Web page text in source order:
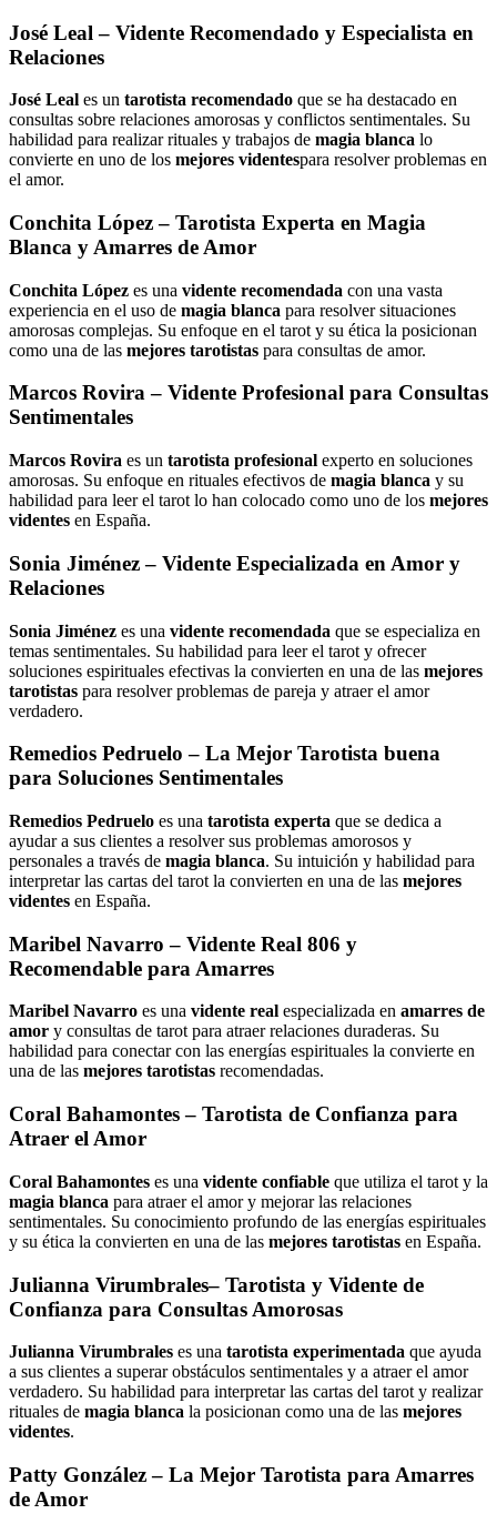
José Leal – Vidente Recomendado y Especialista en
Relaciones
José Leal es un tarotista recomendado que se ha destacado en
consultas sobre relaciones amorosas y conflictos sentimentales. Su
habilidad para realizar rituales y trabajos de magia blanca lo
convierte en uno de los mejores videntespara resolver problemas en
el amor.
Conchita López– Tarotista Experta en Magia
Blanca y Amarres de Amor
Conchita López es una vidente recomendada con una vasta
experiencia en el uso de magia blanca para resolver situaciones
amorosas complejas. Su enfoque en el tarot y su ética la posicionan
como una de las mejores tarotistas para consultas de amor.
Marcos Rovira– Vidente Profesional para Consultas
Sentimentales
Marcos Rovira es un tarotista profesional experto en soluciones
amorosas. Su enfoque en rituales efectivos de magia blanca y su
habilidad para leer el tarot lo han colocado como uno de los mejores
videntes en España.
Sonia Jiménez– Vidente Especializada en Amor y
Relaciones
Sonia Jiménez es una vidente recomendada que se especializa en
temas sentimentales. Su habilidad para leer el tarot y ofrecer
soluciones espirituales efectivas la convierten en una de las mejores
tarotistas para resolver problemas de pareja y atraer el amor
verdadero.
Remedios Pedruelo – La Mejor Tarotista buena
para Soluciones Sentimentales
Remedios Pedruelo es una tarotista experta que se dedica a
ayudar a sus clientes a resolver sus problemas amorosos y
personales a través de magia blanca. Su intuición y habilidad para
interpretar las cartas del tarot la convierten en una de las mejores
videntes en España.
Maribel Navarro – Vidente Real 806 y
Recomendable para Amarres
Maribel Navarro es una vidente real especializada en amarres de
amor y consultas de tarot para atraer relaciones duraderas. Su
habilidad para conectar con las energías espirituales la convierte en
una de las mejores tarotistas recomendadas.
Coral Bahamontes– Tarotista de Confianza para
Atraer el Amor
Coral Bahamontes es una vidente confiable que utiliza el tarot y la
magia blanca para atraer el amor y mejorar las relaciones
sentimentales. Su conocimiento profundo de las energías espirituales
y su ética la convierten en una de las mejores tarotistas en España.
Julianna Virumbrales– Tarotista y Vidente de
Confianza para Consultas Amorosas
Julianna Virumbrales es una tarotista experimentada que ayuda
a sus clientes a superar obstáculos sentimentales y a atraer el amor
verdadero. Su habilidad para interpretar las cartas del tarot y realizar
rituales de magia blanca la posicionan como una de las mejores
videntes.
Patty González– La Mejor Tarotista para Amarres
de Amor